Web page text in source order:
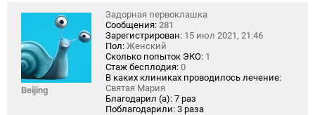
Beijing
Задорная первоклашка
Сообщения: 281
Зарегистрирован: 15 июл 2021, 21:46
Пол: Женский
Сколько попыток ЭКО: 1
Стаж бесплодия: 0
В каких клиниках проводилось лечение:
Святая Мария
Благодарил (а): 7 раз
Поблагодарили: 3 раза